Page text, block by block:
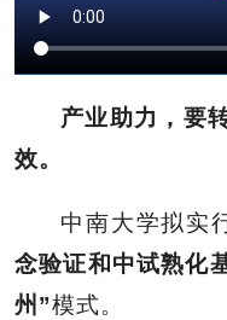
产业助力，要
效。
中南大学拟实
念验证和中试熟化
州”模式。